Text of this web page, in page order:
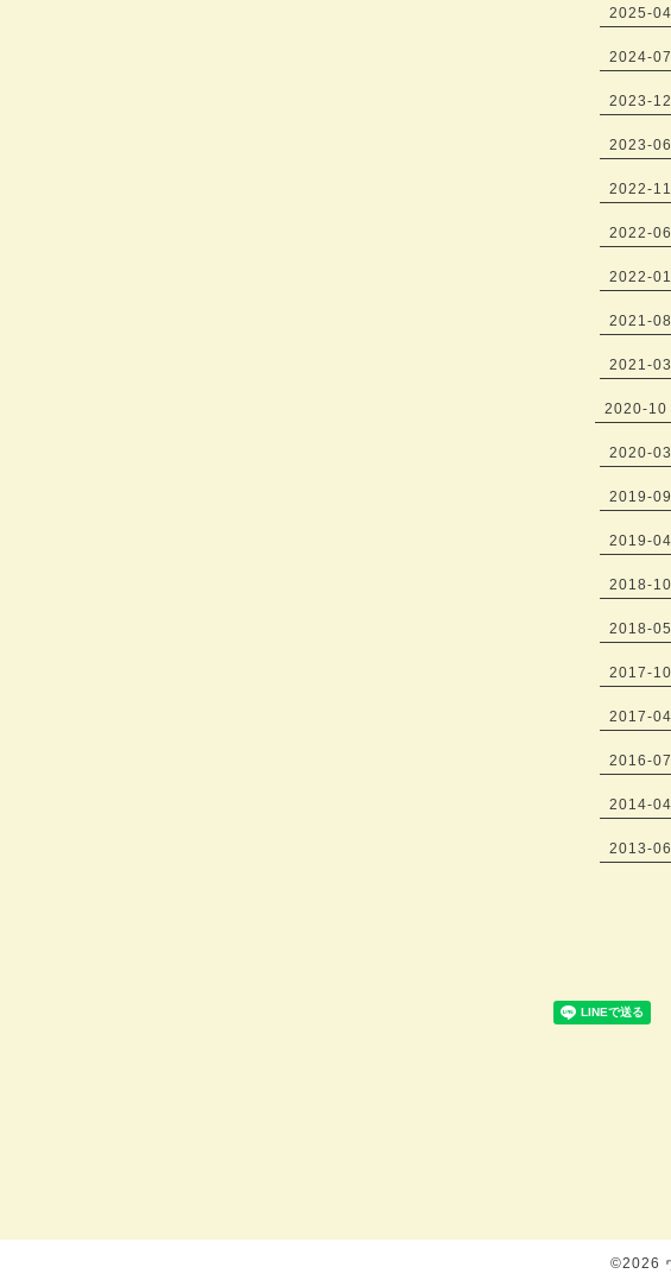
2025-04
2024-07
2023-12
2023-06
2022-11
2022-06
2022-01
2021-08
2021-03
2020-10
2020-03
2019-09
2019-04
2018-10
2018-05
2017-10
2017-04
2016-07
2014-04
2013-06
©2026